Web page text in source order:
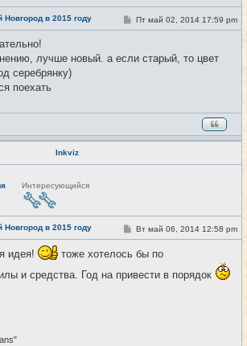
Новгород в 2015 году #5
С
о
щ
Пт май 02, 2014 17:59 pm
лучше новый. а если старый, то цвет
серебрянку)
поехать
Inkviz
Интересующийся
Новгород в 2015 году #6
С
о
б
е
Вт май 06, 2014 12:58 pm
идея!
тоже хотелось бы по
и средства. Год на привести в порядок